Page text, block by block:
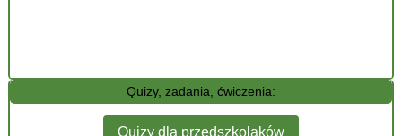
Quizy, zadania, ćwiczenia:
Quizy dla przedszkolaków